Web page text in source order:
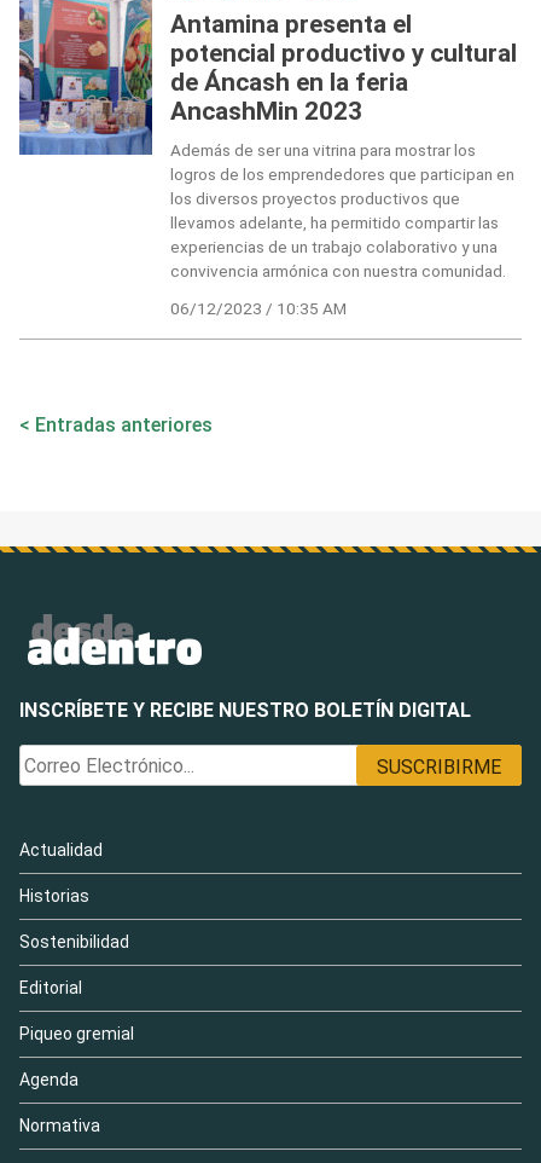
Antamina presenta el
potencial productivo y cultural
de Áncash en la feria
AncashMin 2023
Además de ser una vitrina para mostrar los
logros de los emprendedores que participan en
los diversos proyectos productivos que
llevamos adelante, ha permitido compartir las
experiencias de un trabajo colaborativo y una
convivencia armónica con nuestra comunidad.
06/12/2023 / 10:35 AM
Navegación
Entradas anteriores
INSCRÍBETE Y RECIBE NUESTRO BOLETÍN DIGITAL
Actualidad
Historias
Sostenibilidad
Editorial
Piqueo gremial
Agenda
Normativa